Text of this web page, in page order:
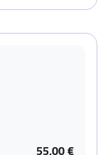
55,00 €